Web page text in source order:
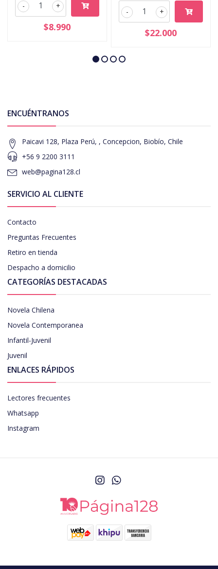
+
-
$8.990
+
-
$22.000
ENCUÉNTRANOS
Paicavi 128, Plaza Perú, , Concepcion, Biobío, Chile
+56 9 2200 3111
web@pagina128.cl
SERVICIO AL CLIENTE
Contacto
Preguntas Frecuentes
Retiro en tienda
Despacho a domicilio
CATEGORÍAS DESTACADAS
Novela Chilena
Novela Contemporanea
Infantil-Juvenil
Juvenil
ENLACES RÁPIDOS
Lectores frecuentes
Whatsapp
Instagram